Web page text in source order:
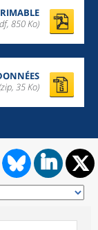
850 Ko)
35 Ko)